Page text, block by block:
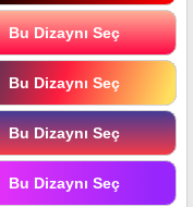
Bu Dizaynı Seç
Bu Dizaynı Seç
Bu Dizaynı Seç
Bu Dizaynı Seç